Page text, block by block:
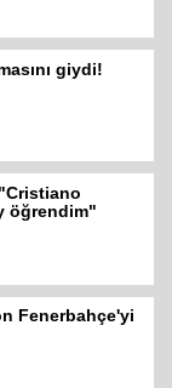
giydi!
öğrendim"
Fenerbahçe'yi